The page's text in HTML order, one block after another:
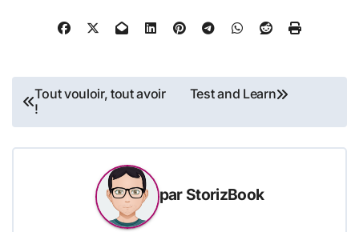
Navigation
l’article
Tout vouloir, tout avoir
!
Test and Learn
par StorizBook